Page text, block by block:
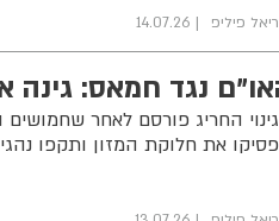
פיליפ 14.07.26
נגד חמאס:
החריג פורסם לאחר
את חלוקת המזון ותקפו